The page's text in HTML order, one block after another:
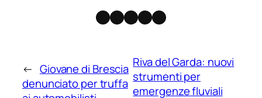
Facebook
Instagram
X Threads
Telegram
← Giovane di Brescia
denunciato per truffa
Riva del Garda: nuovi
strumenti per
emergenze fluviali